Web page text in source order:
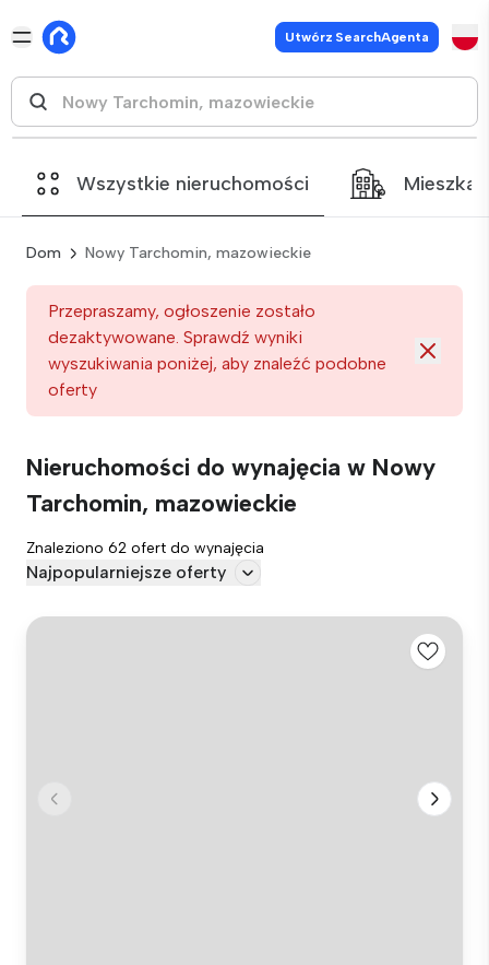
Utwórz SearchAgenta
Wszystkie nieruchomości
Dom Nowy Tarchomin, mazowieckie
Przepraszamy, ogłoszenie zostało
dezaktywowane. Sprawdź wyniki
wyszukiwania poniżej, aby znaleźć podobne
oferty
Nieruchomości do wynajęcia w Nowy
Tarchomin, mazowieckie
Znaleziono 62 ofert do wynajęcia
Najpopularniejsze oferty